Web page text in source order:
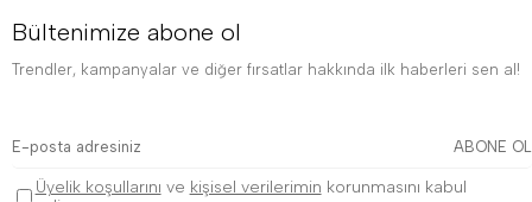
Bültenimize abone ol
Trendler, kampanyalar ve diğer fırsatlar hakkında ilk haberleri sen al!
ABONE OL
Üyelik koşullarını ve kişisel verilerimin korunmasını kabul